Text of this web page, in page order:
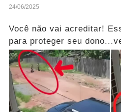
24/06/2025
Você não vai acreditar!
para proteger seu